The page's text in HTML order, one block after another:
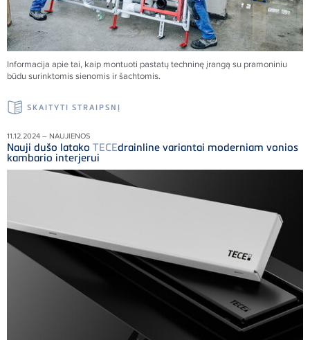
Informacija apie tai, kaip montuoti pastatų techninę įrangą su pramoniniu
būdu surinktomis sienomis ir šachtomis.
SKAITYTI STRAIPSNĮ
11.12.2024 – NAUJIENOS
Nauji dušo latako TECEdrainline variantai moderniam vonios
kambario interjerui